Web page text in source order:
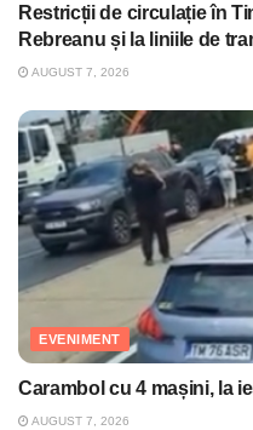
Restricții de circulație în
Rebreanu și la liniile de
AUGUST 7, 2026
EVENIMENT
Carambol cu 4 mașini, la
AUGUST 7, 2026